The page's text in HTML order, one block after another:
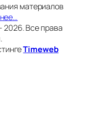
материалов
Все права
Timeweb